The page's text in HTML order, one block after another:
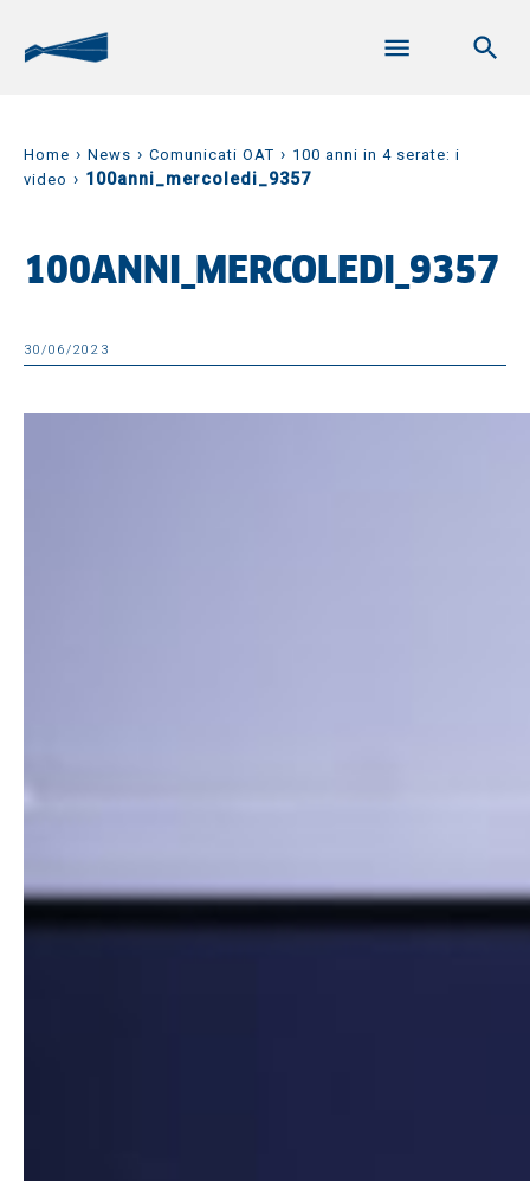
Home › News › Comunicati OAT › 100 anni in 4 serate: i
video › 100anni_mercoledi_9357
100ANNI_MERCOLEDI_9357
30/06/2023